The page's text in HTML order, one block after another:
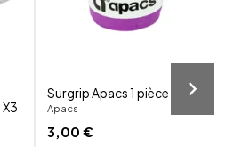
Surgrip Apacs 1 pièce
Apacs
3,00 €